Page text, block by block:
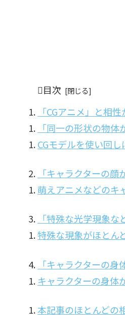
目次
「CGアニメ」と相
「同一の形状の物
CGモデルを使い回
「キャラクターの
萌えアニメなどのキ
「特殊な光学現象
特殊な現象がほとん
「キャラクターの
キャラクターの身体
本記事のほとんどの